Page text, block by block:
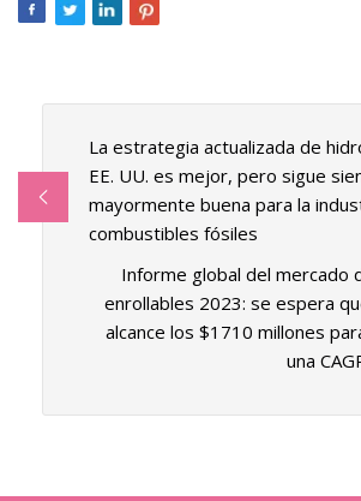
La estrategia actualizada de
EE. UU. es mejor, pero sigue
mayormente buena para la
combustibles fósiles
Informe global del mercado
enrollables 2023: se espera
alcance los $1710 millones
una